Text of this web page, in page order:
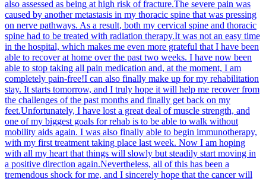
also assessed as being at high risk of fracture.The severe pain was
caused by another metastasis in my thoracic spine that was pressing
on nerve pathways. As a result, both my cervical spine and thoracic
spine had to be treated with radiation therapy.It was not an easy time
in the hospital, which makes me even more grateful that I have been
able to recover at home over the past two weeks. I have now been
able to stop taking all pain medication and, at the moment, I am
completely pain-free!I can also finally make up for my rehabilitation
stay. It starts tomorrow, and I truly hope it will help me recover from
the challenges of the past months and finally get back on my
feet.Unfortunately, I have lost a great deal of muscle strength, and
one of my biggest goals for rehab is to be able to walk without
mobility aids again. I was also finally able to begin immunotherapy,
with my first treatment taking place last week. Now I am hoping
with all my heart that things will slowly but steadily start moving in
a positive direction again.Nevertheless, all of this has been a
tremendous shock for me, and I sincerely hope that the cancer will